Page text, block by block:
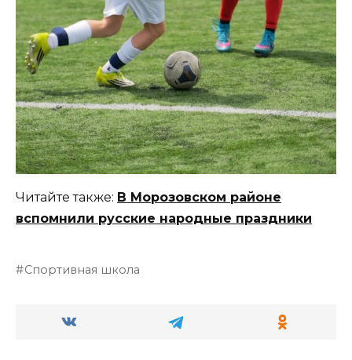
Читайте также: В Морозовском районе
вспомнили русские народные праздники
Спортивная школа